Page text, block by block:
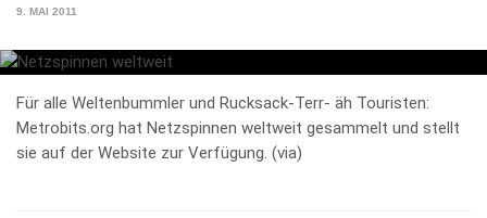
9. MAI 2011
Für alle Weltenbummler und Rucksack-Terr- äh Touristen:
Metrobits.org hat Netzspinnen weltweit gesammelt und stellt
sie auf der Website zur Verfügung. (via)